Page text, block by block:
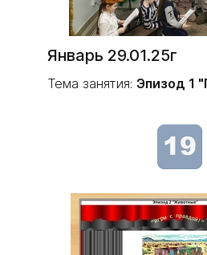
Январь 29.01.25г
Тема занятия: Эпизод 1